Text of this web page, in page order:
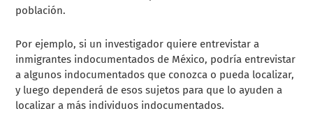
población.
Por ejemplo, si un investigador quiere entrevistar a
inmigrantes indocumentados de México, podría entrevistar
a algunos indocumentados que conozca o pueda localizar,
y luego dependerá de esos sujetos para que lo ayuden a
localizar a más individuos indocumentados.